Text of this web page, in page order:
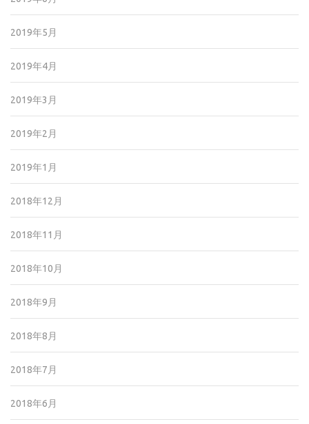
2019年5月
2019年4月
2019年3月
2019年2月
2019年1月
2018年12月
2018年11月
2018年10月
2018年9月
2018年8月
2018年7月
2018年6月